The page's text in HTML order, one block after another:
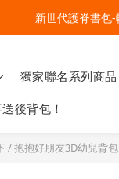
夯 Pokémon 寶可夢書
新世代護脊書包-
夯 Pokémon 寶可夢書
獨家聯名系列商品
後背包！
/抱抱好朋友3D幼兒背包